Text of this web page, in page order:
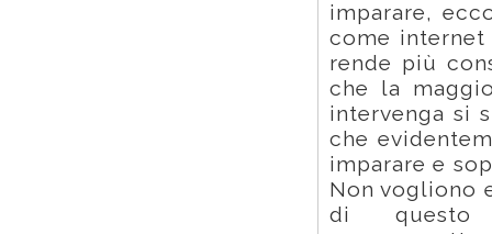
imparare,
come
rende più
che la
intervenga si
che
imparare e
Non vogliono
di questo